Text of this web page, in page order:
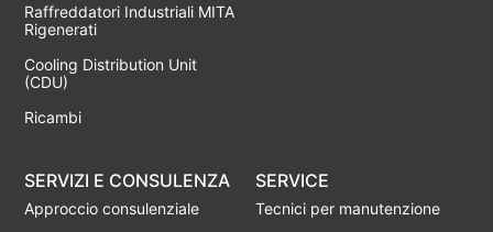
Raffreddatori Industriali MITA
Rigenerati
Cooling Distribution Unit
(CDU)
Ricambi
SERVIZI E CONSULENZA
Approccio consulenziale
SERVICE
Tecnici per manutenzione